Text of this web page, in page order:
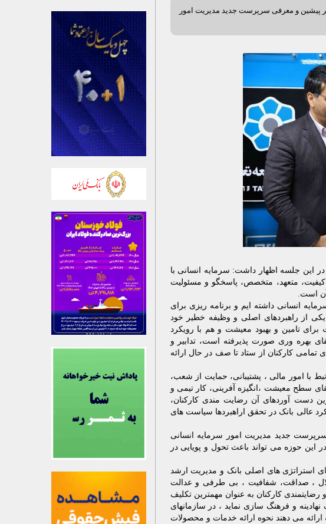
پیشین و معرفی سرپرست جدید مدیریت امور
این جلسه اظهار داشت: سرمایه انسانی با
متعهد، متخصص، پاسخگو و مسئولیت
است.
انسانی داشته ایم و برنامه ریزی برای
از راهبردهای اصلی و وظیفه خطیر خود
تامین و بهبود معیشت و هم با رویکرد
بهره وری صورت پذیرفته است، تدابیر و
تمامی کارکنان از ستاد تا صف در حال ارائه
با امور مالی ، پشتیبانی، حمایت از شعب،
سطح معیشت ،انگیزه آفرینی، کار تیمی و
دست آوردهای آن رضایت مندی کارکنان،
عالی بانک در تحقق اراهبردها سیاست های
جدید مدیریت امور سرمایه انسانی
این حوزه می تواند باعث تحول و پویایی در
استراتژی های اصلی بانک و مدیریت ارشد
، صداقت، شفافیت ، بی طرفی و عدالت
کارکنان به عنوان مهمترین تکلیف
و فرهنگ سازی نماید ، در سازمانهای
می دهند نحوه ارائه خدمات و محصولات